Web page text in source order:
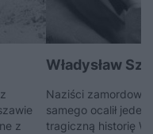
z
Władysław
Naziści
samego ocalił
tragiczną historię